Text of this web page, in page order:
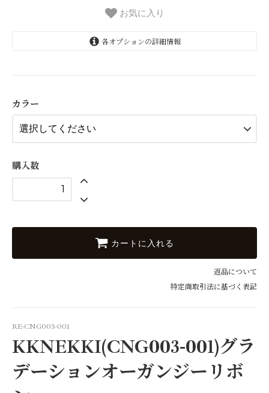
お気に入り
各オプションの詳細情報
10 light violet
カラー
購入数
カートに入れる
返品について
特定商取引法に基づく表記
RE-CNG003-001
KKNEKKI(CNG003-001)グラ
デーションオーガンジーリボ